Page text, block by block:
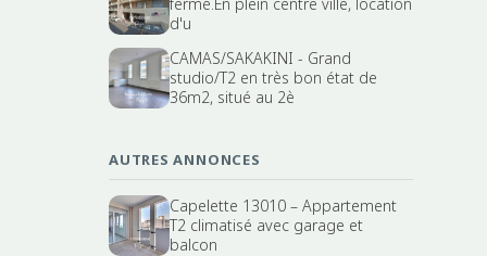
d'u
CAMAS/SAKAKINI - Grand
studio/T2 en très bon état de
36m2, situé au 2è
AUTRES ANNONCES
Capelette 13010 – Appartement
T2 climatisé avec garage et
balcon